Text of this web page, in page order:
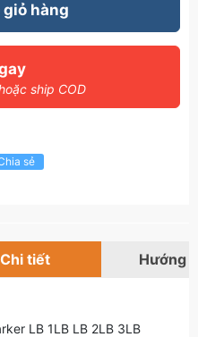
giỏ hàng
ship COD
sẻ
Chi tiết Hướng
LB 1LB LB 2LB 3LB